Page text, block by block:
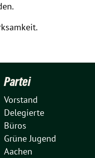
Partei
Vorstand
Delegierte
Büros
Grüne Jugend
Aachen